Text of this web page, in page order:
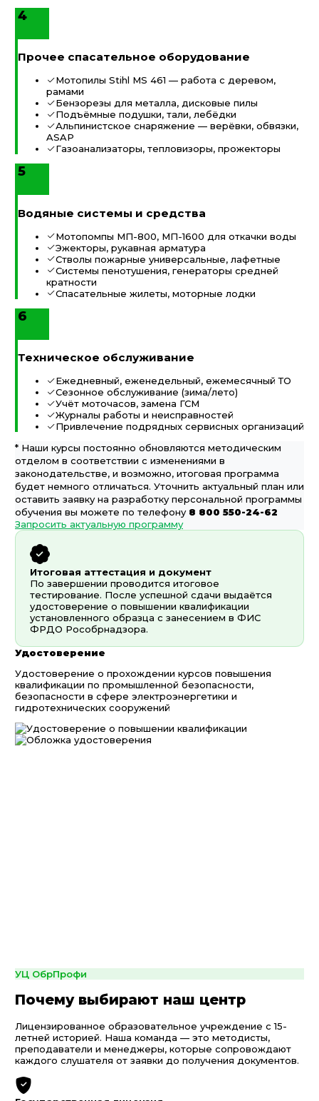
4
Прочее спасательное оборудование
Мотопилы Stihl MS 461 — работа с деревом,
рамами
Бензорезы для металла, дисковые пилы
Подъёмные подушки, тали, лебёдки
Альпинистское снаряжение — верёвки, обвязки,
ASAP
Газоанализаторы, тепловизоры, прожекторы
5
Водяные системы и средства
Мотопомпы МП-800, МП-1600 для откачки воды
Эжекторы, рукавная арматура
Стволы пожарные универсальные, лафетные
Системы пенотушения, генераторы средней
кратности
Спасательные жилеты, моторные лодки
6
Техническое обслуживание
Ежедневный, еженедельный, ежемесячный ТО
Сезонное обслуживание (зима/лето)
Учёт моточасов, замена ГСМ
Журналы работы и неисправностей
Привлечение подрядных сервисных организаций
* Наши курсы постоянно обновляются методическим
отделом в соответствии с изменениями в
законодательстве, и возможно, итоговая программа
будет немного отличаться. Уточнить актуальный план или
оставить заявку на разработку персональной программы
обучения вы можете по телефону 8 800 550-24-62
Запросить актуальную программу
Итоговая аттестация и документ
По завершении проводится итоговое
тестирование. После успешной сдачи выдаётся
удостоверение о повышении квалификации
установленного образца с занесением в ФИС
ФРДО Рособрнадзора.
Удостоверение
Удостоверение о прохождении курсов повышения
квалификации по промышленной безопасности,
безопасности в сфере электроэнергетики и
гидротехнических сооружений
УЦ ОбрПрофи
Почему выбирают наш центр
Лицензированное образовательное учреждение с 15-
летней историей. Наша команда — это методисты,
преподаватели и менеджеры, которые сопровождают
каждого слушателя от заявки до получения документов.